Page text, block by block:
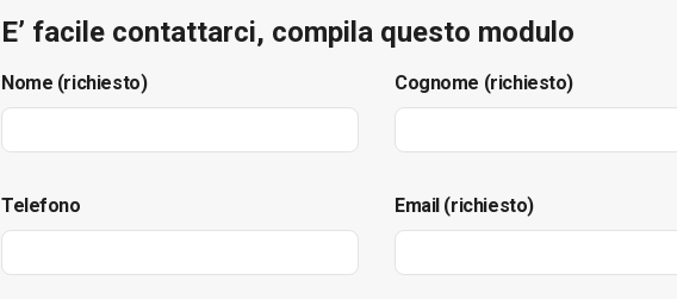
E’ facile contattarci, compila questo modulo
Nome (richiesto) Cognome (richiesto)
Telefono Email (richiesto)